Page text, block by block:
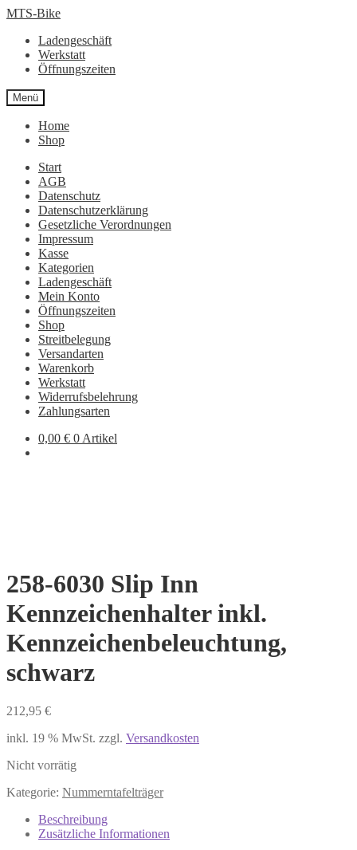
Zur
springen
Zum
springen
MTS-Bike
Ladengeschäft
Werkstatt
Öffnungszeiten
Menü
Home
Shop
Start
AGB
Datenschutz
Datenschutzerklärung
Gesetzliche Verordnungen
Impressum
Kasse
Kategorien
Ladengeschäft
Mein Konto
Öffnungszeiten
Shop
Streitbelegung
Versandarten
Warenkorb
Werkstatt
Widerrufsbelehrung
Zahlungsarten
0,00 € 0 Artikel
258-6030 Slip Inn
Kennzeichenhalter inkl.
Kennzeichenbeleuchtung,
schwarz
212,95 €
inkl. 19 % MwSt. zzgl. Versandkosten
Nicht vorrätig
Kategorie: Nummerntafelträger
Beschreibung
Zusätzliche Informationen